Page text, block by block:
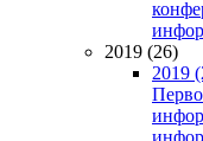
2019 (26)
2019